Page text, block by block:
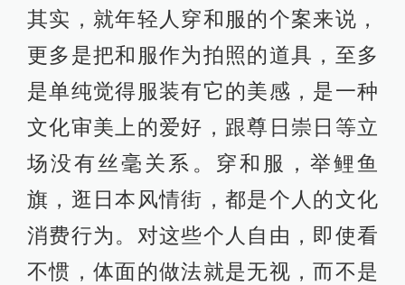
其实，就年轻人穿和服的个案来说，
更多是把和服作为拍照的道具，至多
是单纯觉得服装有它的美感，是一种
文化审美上的爱好，跟尊日崇日等立
场没有丝毫关系。穿和服，举鲤鱼
旗，逛日本风情街，都是个人的文化
消费行为。对这些个人自由，即使看
不惯，体面的做法就是无视，而不是